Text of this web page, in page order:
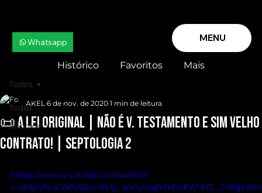
MENU
Whatsapp
Histórico Favoritos Mais
Todos
Snooker X
Todos
📜 A LEI ORIGINAL | Não é V. TESTAMENTO e sim VELHO
CONTRATO! | SEPTOLOGIA 2
AKEL 6 de nov. de 2020 1 min de leitura
https://www.youtube.com/watch?